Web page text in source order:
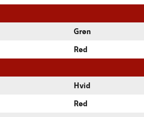
Grøn
Rød
Hvid
Rød